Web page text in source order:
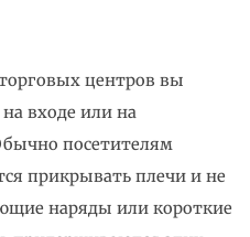
центров вы
входе или на
посетителям
прикрывать плечи и не
наряды или короткие